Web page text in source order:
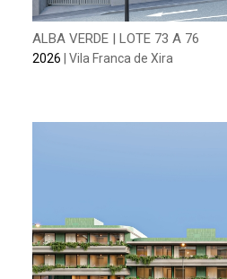
ALBA VERDE | LOTE 73 A 76
2026 | Vila Franca de Xira